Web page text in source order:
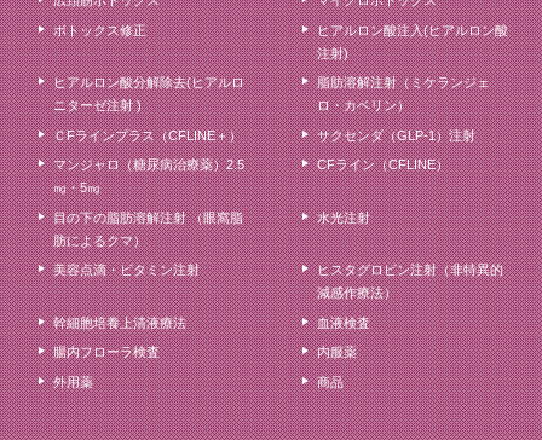
ボトックス修正
ヒアルロン酸注入(ヒアルロン酸
注射)
ヒアルロン酸分解除去(ヒアルロ
ニターゼ注射 )
脂肪溶解注射（ミケランジェ
ロ・カベリン）
ＣFラインプラス（CFLINE＋） サクセンダ（GLP-1）注射
マンジャロ（糖尿病治療薬）2.5
㎎・5㎎
CFライン（CFLINE）
目の下の脂肪溶解注射 （眼窩脂
肪によるクマ）
水光注射
美容点滴・ビタミン注射
ヒスタグロビン注射（非特異的
減感作療法）
幹細胞培養上清液療法 血液検査
腸内フローラ検査 内服薬
外用薬 商品